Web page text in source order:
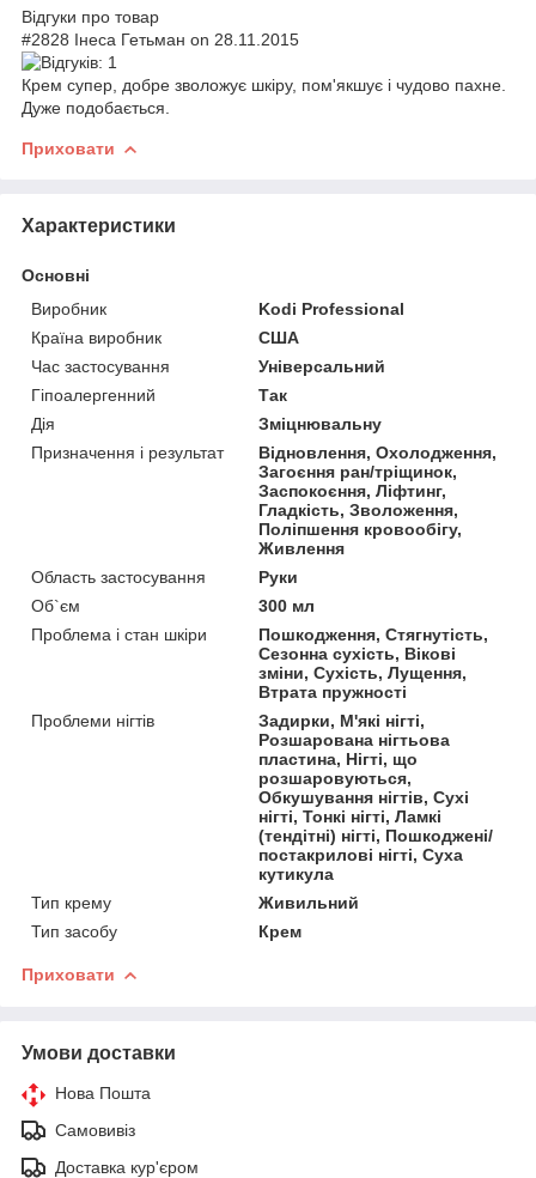
Відгуки про товар
#2828 Інеса Гетьман on 28.11.2015
Крем супер, добре зволожує шкіру, пом'якшує і чудово пахне.
Дуже подобається.
Приховати
Характеристики
Основні
Виробник
Kodi Professional
Країна виробник
США
Час застосування
Універсальний
Гіпоалергенний
Так
Дія
Зміцнювальну
Призначення і результат
Відновлення, Охолодження,
Загоєння ран/тріщинок,
Заспокоєння, Ліфтинг,
Гладкість, Зволоження,
Поліпшення кровообігу,
Живлення
Область застосування
Руки
Об`єм
300 мл
Проблема і стан шкіри
Пошкодження, Стягнутість,
Сезонна сухість, Вікові
зміни, Сухість, Лущення,
Втрата пружності
Проблеми нігтів
Задирки, М'які нігті,
Розшарована нігтьова
пластина, Нігті, що
розшаровуються,
Обкушування нігтів, Сухі
нігті, Тонкі нігті, Ламкі
(тендітні) нігті, Пошкоджені/
постакрилові нігті, Суха
кутикула
Тип крему
Живильний
Тип засобу
Крем
Приховати
Умови доставки
Нова Пошта
Самовивіз
Доставка кур'єром